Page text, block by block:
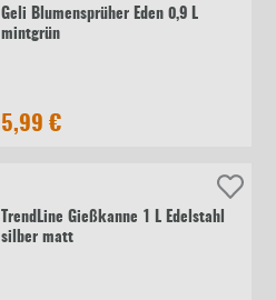
Geli Blumensprüher Eden 0,9 L
mintgrün
5,99 €
TrendLine Gießkanne 1 L Edelstahl
silber matt